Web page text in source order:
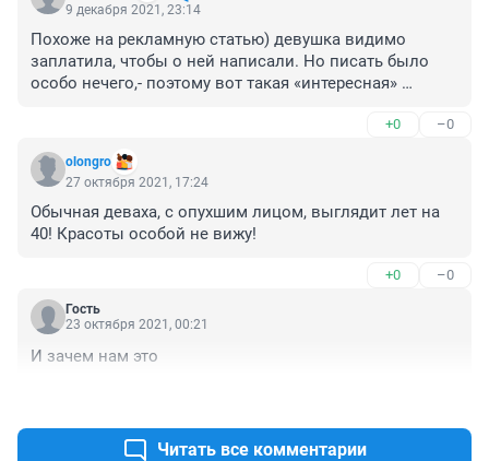
9 декабря 2021, 23:14
Похоже на рекламную статью) девушка видимо
заплатила, чтобы о ней написали. Но писать было
особо нечего,- поэтому вот такая «интересная»
+0 –0
olongro
27 октября 2021, 17:24
Обычная деваха, с опухшим лицом, выглядит лет на
40! Красоты особой не вижу!
+0 –0
Гость
23 октября 2021, 00:21
И зачем нам это
Читать все комментарии